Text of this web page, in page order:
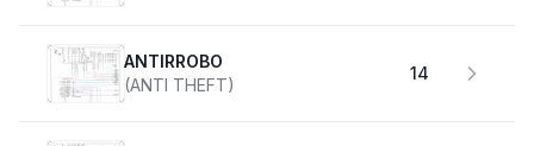
ANTIRROBO
(ANTI THEFT)
14